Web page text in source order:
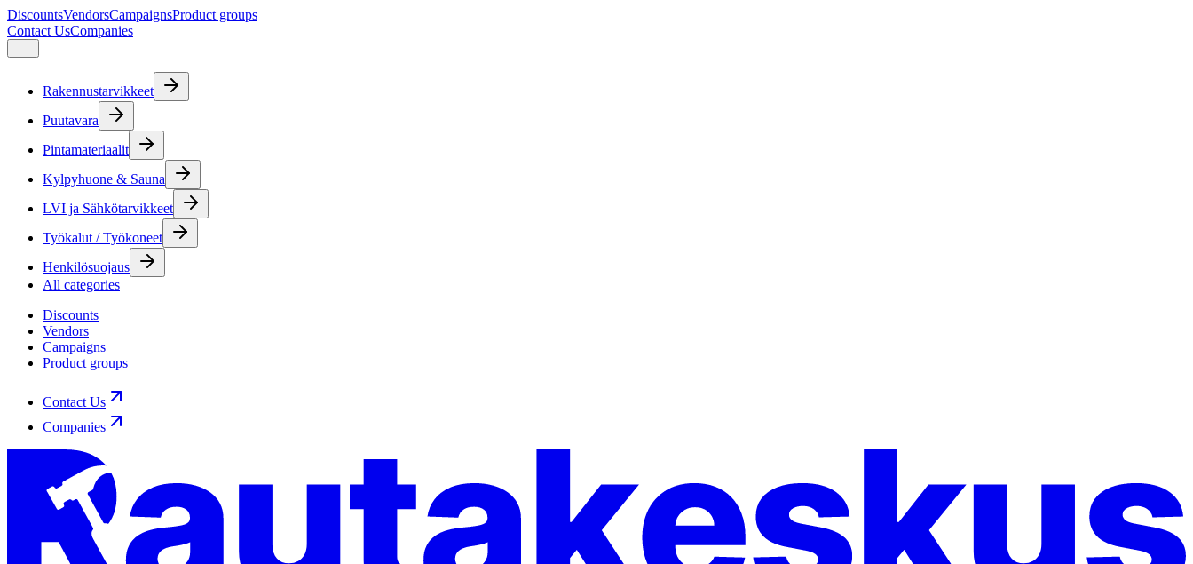
DiscountsVendorsCampaignsProduct groups
Contact UsCompanies
Rakennustarvikkeet
Puutavara
Pintamateriaalit
Kylpyhuone & Sauna
LVI ja Sähkötarvikkeet
Työkalut / Työkoneet
Henkilösuojaus
All categories
Discounts
Vendors
Campaigns
Product groups
Contact Us
Companies